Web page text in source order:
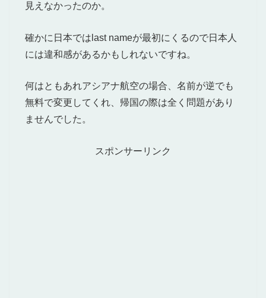
見えなかったのか。
確かに日本ではlast nameが最初にくるので日本人
には違和感があるかもしれないですね。
何はともあれアシアナ航空の場合、名前が逆でも
無料で変更してくれ、帰国の際は全く問題があり
ませんでした。
スポンサーリンク